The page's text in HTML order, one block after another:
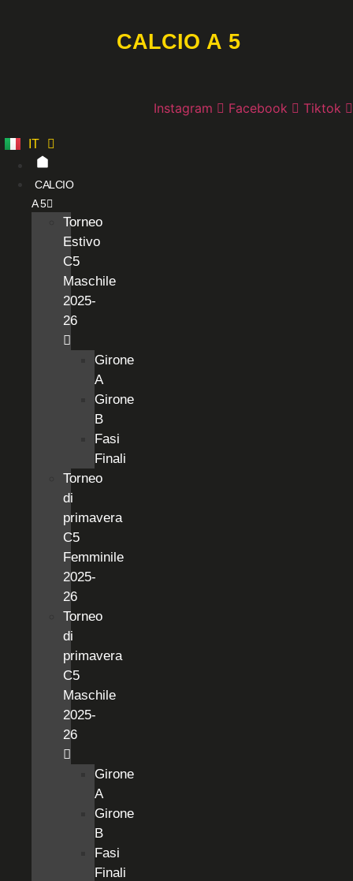
CALCIO A 5
Instagram Facebook Tiktok
IT
ES
CALCIO
A 5
Torneo
Estivo
C5
Maschile
2025-
26
Girone
A
Girone
B
Fasi
Finali
Torneo
di
primavera
C5
Femminile
2025-
26
Torneo
di
primavera
C5
Maschile
2025-
26
Girone
A
Girone
B
Fasi
Finali